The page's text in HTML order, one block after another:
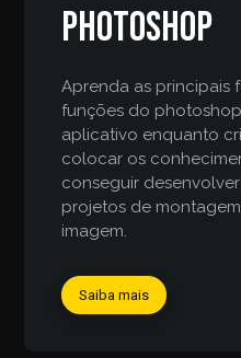
Photoshop
Aprenda as principais
funções do
aplicativo enquanto
colocar os
conseguir
projetos de
imagem.
Saiba mais